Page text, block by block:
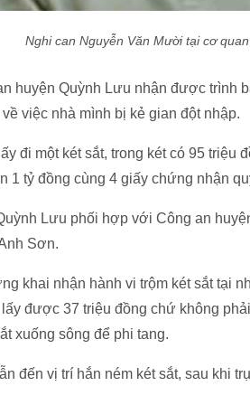
Nghi can Nguyễn Văn Mười tại cơ quan
huyện Quỳnh Lưu nhận được trình
việc nhà mình bị kẻ gian đột nhập.
đi một két sắt, trong két có 95 triệu
1 tỷ đồng cùng 4 giấy chứng nhận
Lưu phối hợp với Công an
Sơn.
khai nhận hành vi trộm két sắt tại
được 37 triệu đồng chứ không
xuống sông để phi tang.
đến vị trí hắn ném két sắt, sau khi